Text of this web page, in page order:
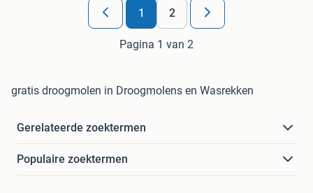
1 2
Pagina 1 van 2
gratis droogmolen in Droogmolens en Wasrekken
Gerelateerde zoektermen
Populaire zoektermen